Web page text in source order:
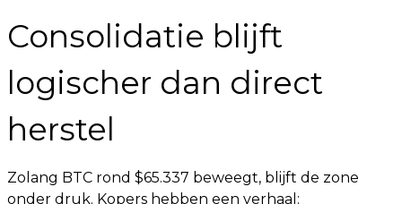
Consolidatie blijft
logischer dan direct
herstel
Zolang BTC rond $65.337 beweegt, blijft de zone
onder druk. Kopers hebben een verhaal: